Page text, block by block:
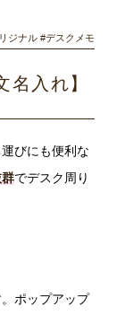
ジナル #デスクメモ
名入れ】
びにも便利な
でデスク周り
ポップアップ